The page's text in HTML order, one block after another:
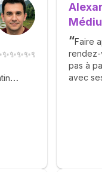
Faire
rendez-
pas à pas
avec ses